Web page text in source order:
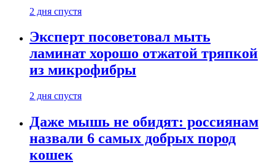
2 дня спустя
Эксперт посоветовал мыть
ламинат хорошо отжатой тряпкой
из микрофибры
2 дня спустя
Даже мышь не обидят: россиянам
назвали 6 самых добрых пород
кошек